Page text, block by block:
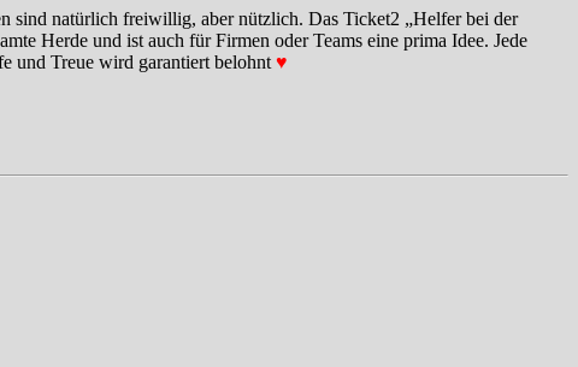
sind natürlich freiwillig, aber nützlich. Das Ticket2 „Helfer bei der
Herde und ist auch für Firmen oder Teams eine prima Idee. Jede
und Treue wird garantiert belohnt ♥